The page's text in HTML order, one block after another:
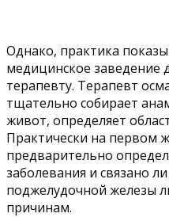
Однако, практика
медицинское заведение
терапевту. Терапевт
тщательно собирает
живот, определяет
Практически на первом
предварительно
заболевания и связано
поджелудочной железы
причинам.